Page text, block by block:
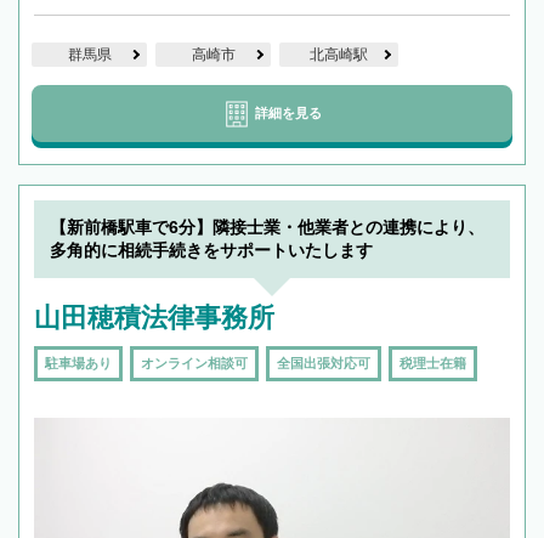
群馬県 高崎市 北高崎駅
詳細を見る
【新前橋駅車で6分】隣接士業・他業者との連携により、
多角的に相続手続きをサポートいたします
山田穂積法律事務所
駐車場あり オンライン相談可 全国出張対応可 税理士在籍